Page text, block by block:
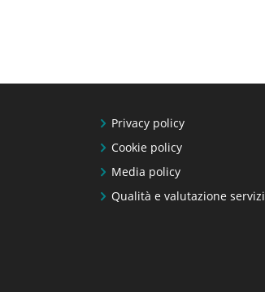
Privacy policy
Cookie policy
Media policy
Qualità e valutazione servizi